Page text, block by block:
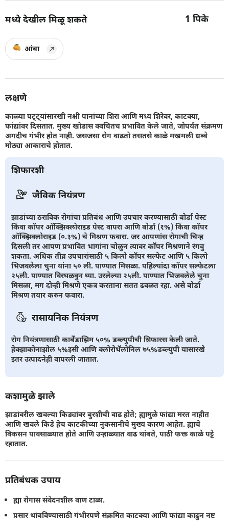
मध्ये देखील मिळू शकते 1 पिके
आंबा
लक्षणे
काळ्या पट्ट्यांसारखी नक्षी पानांच्या शिरा आणि मध्य शिरेवर, काटक्या,
फांद्यांवर दिसतात. मुख्य खोडास क्वचितच प्रभावित केले जाते, जोपर्यंत संक्रमण
अगदीच गंभीर होत नाही. जसजसा रोग वाढतो तसतसे काळे मखमली धब्बे
मोठ्या आकाराचे होतात.
शिफारशी
जैविक नियंत्रण
झाडांच्या ठराविक रोगांचा प्रतिबंध आणि उपचार करण्यासाठी बोर्डा पेस्ट
किंवा कॉपर ऑक्झिक्लोराइड पेस्ट वापरा आणि बोर्डा (१%) किंवा कॉपर
ऑक्झिक्लोराइड (०.३%) चे मिश्रण फवारा. जर आपणांस रोगाची चिन्ह
दिसली तर आपण प्रभावित भागांना चोळुन त्यावर कॉपर मिश्रणाने रंगवु
शकता. अधिक तीव्र उपचारांसाठी ५ किलो कॉपर सल्फेट आणि ५ किलो
भिजवलेला चुना यांना ५० ली. पाण्यात मिसळा. पहिल्यांदा कॉपर सल्फेटला
२५ली. पाण्यात विरघळवुन घ्या. उरलेल्या २५ली. पाण्यात भिजवलेले चुना
मिसळा, मग दोन्ही मिश्रणे एकत्र करताना सतत ढवळत रहा. असे बोर्डा
मिश्रण तयार करुन फवारा.
रासायनिक नियंत्रण
रोग नियंत्रणासाठी कार्बेंडाझिम ५०% डब्ल्युपीची शिफारस केली जाते.
हेक्झाकोनाझोल ५%इसी आणि क्लोरोथॅलोनिल ७५%डब्ल्युपी यासारखे
इतर उत्पादनेही वापरली जातात.
कशामुळे झाले
झाडांवरील खवल्या किड्यांवर बुरशीची वाढ होते; ह्यामुळे फांद्या मरत नाहीत
आणि खवले किडे हेच काटकीच्या नुकसानीचे मुख्य कारण आहेत. ह्याचे
विकसन पावसाळ्यात होते आणि उन्हाळ्यात वाढ थांबते, पाठी फक्त काळे पट्टे
रहातात.
प्रतिबंधक उपाय
ह्या रोगास संवेदनशील वाण टाळा.
प्रसार थांबविण्यासाठी गंभीरपणे संक्रमित काटक्या आणि फांद्या काढुन नष्ट